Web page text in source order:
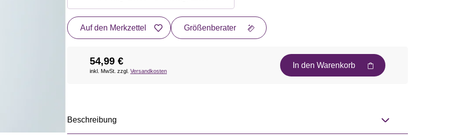
Auf den Merkzettel Größenberater
54,99 €
inkl. MwSt. zzgl. Versandkosten
In den Warenkorb
Beschreibung